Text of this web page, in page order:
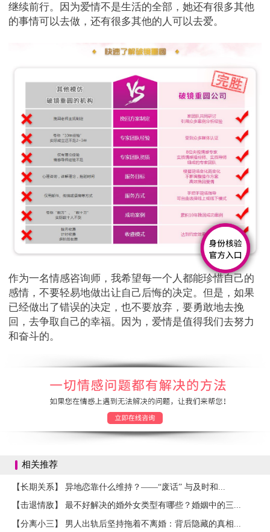
继续前行。因为爱情不是生活的全部，她还有很多其他
的事情可以去做，还有很多其他的人可以去爱。
作为一名情感咨询师，我希望每一个人都能珍惜自己的
感情，不要轻易地做出让自己后悔的决定。但是，如果
已经做出了错误的决定，也不要放弃，要勇敢地去挽
回，去争取自己的幸福。因为，爱情是值得我们去努力
和奋斗的。
相关推荐
【长期关系】 异地恋靠什么维持？——“废话” 与及时和...
【击退情敌】 最不好解决的婚外女类型有哪些？婚姻中的三...
【分离小三】 男人出轨后坚持拖着不离婚：背后隐藏的真相...